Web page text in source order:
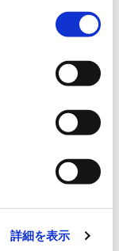
詳細を表示
Co., Ltd.,
Electric